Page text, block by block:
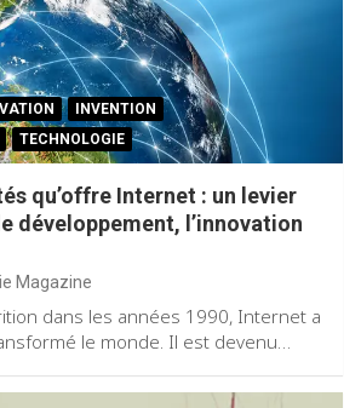
INVENTION
TECHNOLOGIE
qu’offre Internet : un levier
développement, l’innovation
Magazine
dans les années 1990, Internet a
le monde. Il est devenu…